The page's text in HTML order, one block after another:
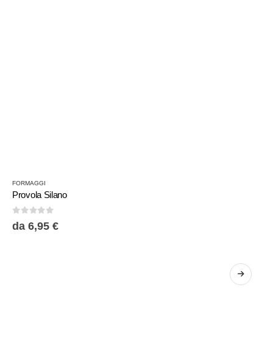
FORMAGGI
Provola Silano
0Su 5
da 6,95 €